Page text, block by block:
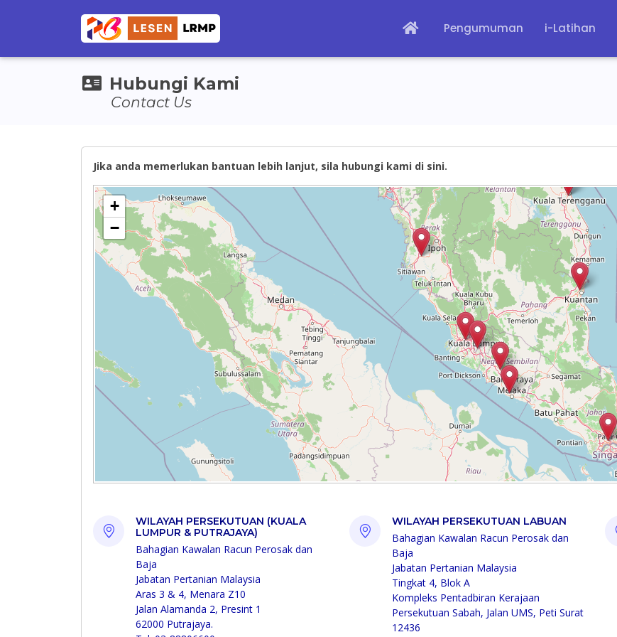
Pengumuman i-Latihan
Hubungi Kami
Contact Us
Jika anda memerlukan bantuan lebih lanjut, sila hubungi kami di sini.
WILAYAH PERSEKUTUAN (KUALA
LUMPUR & PUTRAJAYA)
Bahagian Kawalan Racun Perosak dan
Baja
Jabatan Pertanian Malaysia
Aras 3 & 4, Menara Z10
Jalan Alamanda 2, Presint 1
62000 Putrajaya.
WILAYAH PERSEKUTUAN LABUAN
Bahagian Kawalan Racun Perosak dan
Baja
Jabatan Pertanian Malaysia
Tingkat 4, Blok A
Kompleks Pentadbiran Kerajaan
Persekutuan Sabah, Jalan UMS, Peti Surat
12436